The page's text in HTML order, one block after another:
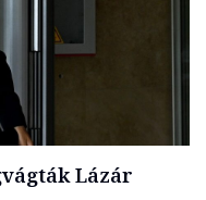
Lázár